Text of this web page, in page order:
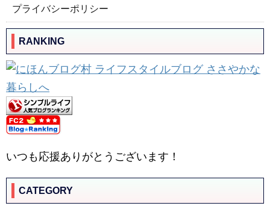
プライバシーポリシー
RANKING
いつも応援ありがとうございます！
CATEGORY